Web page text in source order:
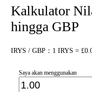
Kalkulator
hingga GBP
IRYS / GBP：1 IRYS =
Saya akan menggunakan